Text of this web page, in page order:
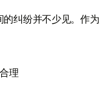
纠纷并不少见。作
理